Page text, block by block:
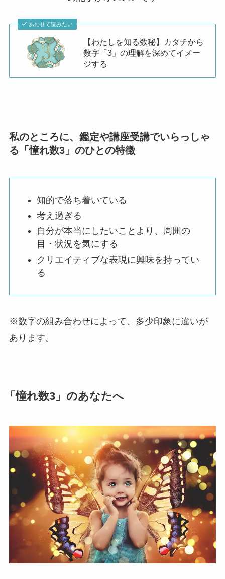
あわせて読みたい
【わたしを知る数秘】カタチから
数字「3」の理解を深めてイメー
ジする
私のところに、鑑定や講座受講でいらっしゃ
る「憧れ数3」のひとの特徴
知的で落ち着いている
考え過ぎる
自分が本当にしたいことより、周囲の
目・状況を気にする
クリエイティブな表現に興味を持ってい
る
※数字の組み合わせによって、多少印象に違いが
あります。
「憧れ数3」のあなたへ